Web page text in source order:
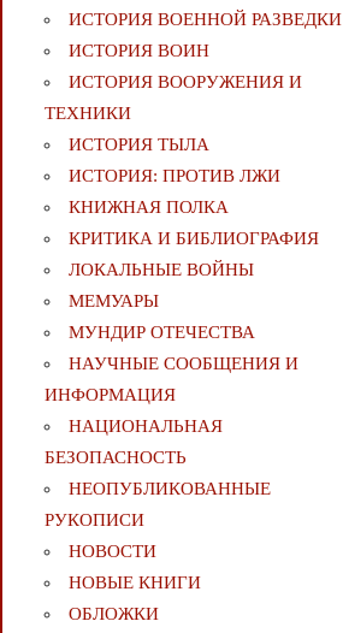
ИСТОРИЯ ВОЕННОЙ РАЗВЕДКИ
ИСТОРИЯ ВОИН
ИСТОРИЯ ВООРУЖЕНИЯ И
ТЕХНИКИ
ИСТОРИЯ ТЫЛА
ИСТОРИЯ: ПРОТИВ ЛЖИ
КНИЖНАЯ ПОЛКА
КРИТИКА И БИБЛИОГРАФИЯ
ЛОКАЛЬНЫЕ ВОЙНЫ
МЕМУАРЫ
МУНДИР ОТЕЧЕСТВА
НАУЧНЫЕ СООБЩЕНИЯ И
ИНФОРМАЦИЯ
НАЦИОНАЛЬНАЯ
БЕЗОПАСНОСТЬ
НЕОПУБЛИКОВАННЫЕ
РУКОПИСИ
НОВОСТИ
НОВЫЕ КНИГИ
ОБЛОЖКИ